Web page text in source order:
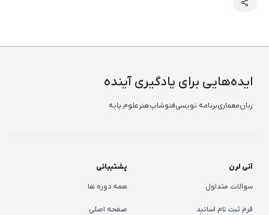
ایده‌هایی برای یادگیری آینده
زبانمعماریبرنامه نویسیفتوشاپهنر علوم پایه
آنی لرن
سوالات متداول
فرم ثبت نام اساتید
پشتیبانی
همه دوره ها
صفحه اصلی